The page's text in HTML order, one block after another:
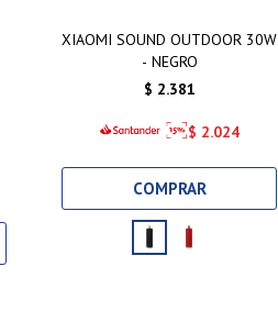
XIAOMI SOUND OUTDOOR 30W
- NEGRO
$ 2.381
$ 2.024